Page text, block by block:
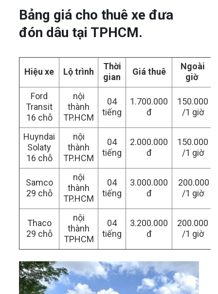
Bảng giá cho thuê xe đưa
đón dâu tại TPHCM.
Hiệu xe Lộ trình
Thời
gian
Giá thuê
Ngoài
giờ
Ford
Transit
16 chỗ
nội
thành
TP.HCM
04
tiếng
1.700.000
đ
150.000
/1 giờ
Huyndai
Solaty
16 chỗ
nội
thành
TP.HCM
04
tiếng
2.000.000
đ
150.000
/1 giờ
Samco
29 chỗ
nội
thành
TP.HCM
04
tiếng
3.000.000
đ
200.000
/1 giờ
Thaco
29 chỗ
nội
thành
TPHCM
04
tiếng
3.200.000
đ
200.000
/1 giờ